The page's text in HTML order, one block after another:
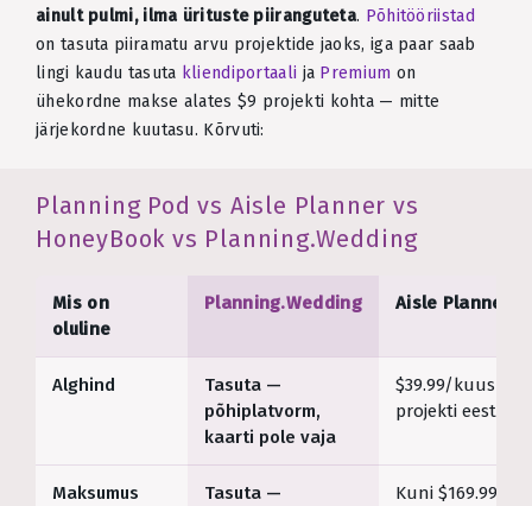
ainult pulmi, ilma ürituste piiranguteta. Põhitööriistad
on tasuta piiramatu arvu projektide jaoks, iga paar saab
lingi kaudu tasuta kliendiportaali ja Premium on
ühekordne makse alates $9 projekti kohta — mitte
järjekordne kuutasu. Kõrvuti:
Planning Pod vs Aisle Planner vs
HoneyBook vs Planning.Wedding
Mis on
oluline
Planning.Wedding Aisle Planner
Alghind
Tasuta —
põhiplatvorm,
kaarti pole vaja
$39.99/kuus 10
projekti eest*
Maksumus
Tasuta —
Kuni $169.99/